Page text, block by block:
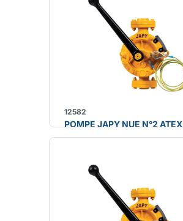
12582
POMPE JAPY NUE N°2 ATEX